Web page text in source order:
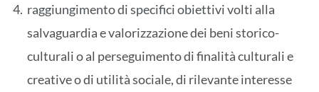
raggiungimento di specifici obiettivi volti alla
salvaguardia e valorizzazione dei beni storico-
culturali o al perseguimento di finalità culturali e
creative o di utilità sociale, di rilevante interesse